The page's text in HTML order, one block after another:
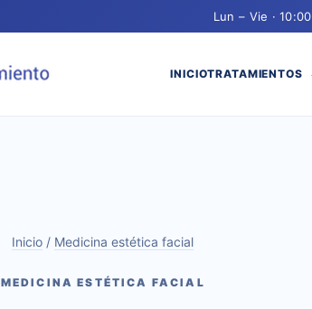
Lun – Vie ·
INICIOTRATAMIENTOS
Inicio / Medicina estética facial
MEDICINA ESTÉTICA FACIAL